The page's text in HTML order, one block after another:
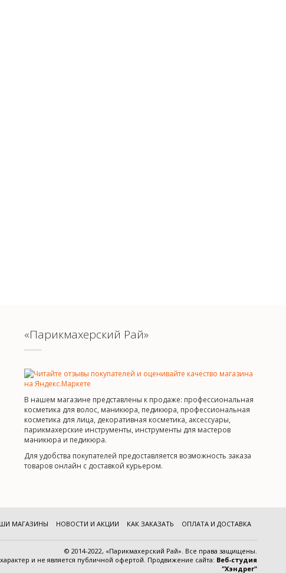
«Парикмахерский Рай»
В нашем магазине представлены к продаже: профессиональная
косметика для волос, маникюра, педикюра, профессиональная
косметика для лица, декоративная косметика, аксессуары,
парикмахерские инструменты, инструменты для мастеров
маникюра и педикюра.
Для удобства покупателей предоставляется возможность заказа
товаров онлайн с доставкой курьером.
МАГАЗИНЫ НОВОСТИ И АКЦИИ КАК ЗАКАЗАТЬ ОПЛАТА И ДОСТАВКА
© 2014-2022, «Парикмахерский Рай». Все права защищены.
и не является публичной офертой. Продвижение сайта: Веб-студия
"Хэндрег"